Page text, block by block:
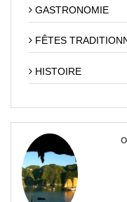
GASTRONOMIE
FÊTES
HISTOIRE